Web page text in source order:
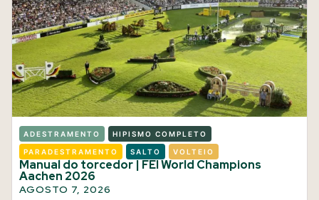
ADESTRAMENTO HIPISMO COMPLETO
PARADESTRAMENTO SALTO VOLTEIO
Manual do torcedor | FEI World Champions
Aachen 2026
AGOSTO 7, 2026